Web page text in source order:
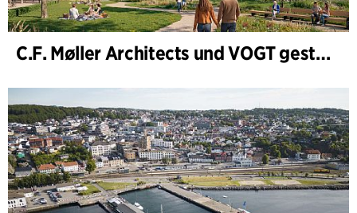
C.F. Møller Architects und VOGT gestalten die Zukunft von Hamburg-Altona